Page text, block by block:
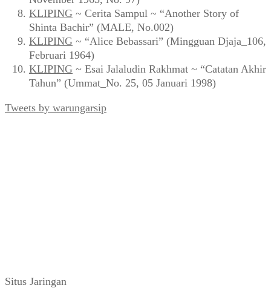
KLIPING ~ Cerita Sampul ~ “Another Story of
Shinta Bachir” (MALE, No.002)
KLIPING ~ “Alice Bebassari” (Mingguan Djaja_106,
Februari 1964)
KLIPING ~ Esai Jalaludin Rakhmat ~ “Catatan Akhir
Tahun” (Ummat_No. 25, 05 Januari 1998)
Tweets by warungarsip
Situs Jaringan